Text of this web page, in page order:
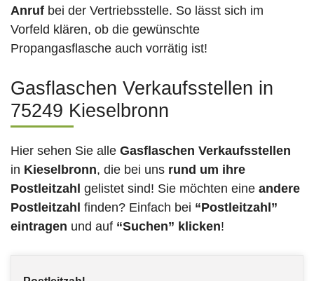
Anruf bei der Vertriebsstelle. So lässt sich im
Vorfeld klären, ob die gewünschte
Propangasflasche auch vorrätig ist!
Gasflaschen Verkaufsstellen in
75249 Kieselbronn
Hier sehen Sie alle Gasflaschen Verkaufsstellen
in Kieselbronn, die bei uns rund um ihre
Postleitzahl gelistet sind! Sie möchten eine andere
Postleitzahl finden? Einfach bei “Postleitzahl”
eintragen und auf “Suchen” klicken!